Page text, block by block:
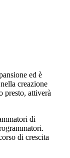
ed è
creazione
presto, attiverà
di
di crescita